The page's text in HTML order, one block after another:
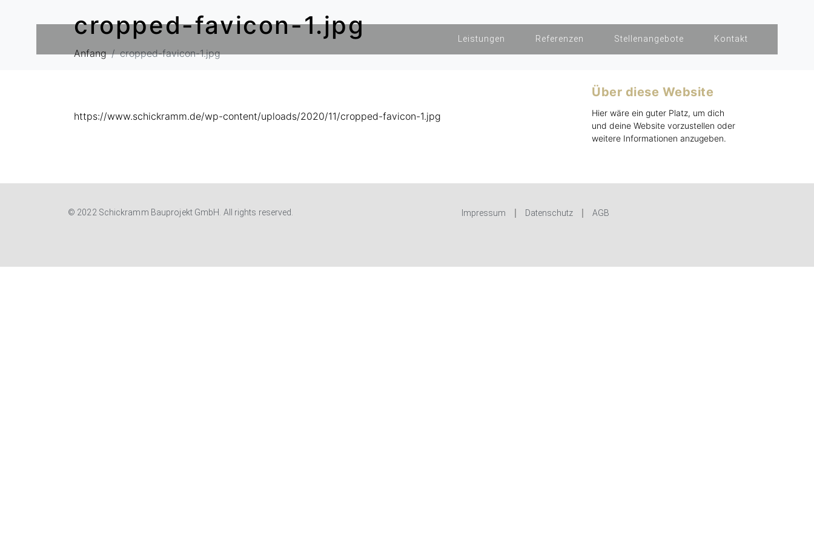
Leistungen Referenzen Stellenangebote Kontakt
cropped-favicon-1.jpg
Anfang cropped-favicon-1.jpg
https://www.schickramm.de/wp-content/uploads/2020/11/cropped-favicon-1.jpg
Über diese Website
Hier wäre ein guter Platz, um dich
und deine Website vorzustellen oder
weitere Informationen anzugeben.
© 2022 Schickramm Bauprojekt GmbH. All rights reserved. Impressum Datenschutz AGB